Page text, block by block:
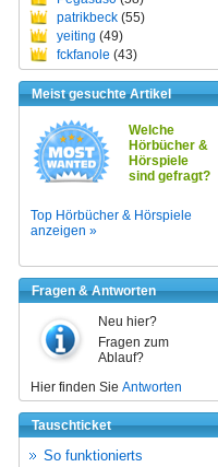
patrikbeck (55)
yeiting (49)
fckfanole (43)
Meist gesuchte Artikel
Welche
Hörbücher &
Hörspiele
sind gefragt?
Top Hörbücher & Hörspiele
anzeigen »
Fragen & Antworten
Neu hier?
Fragen zum
Ablauf?
Hier finden Sie Antworten
Tauschticket
So funktionierts